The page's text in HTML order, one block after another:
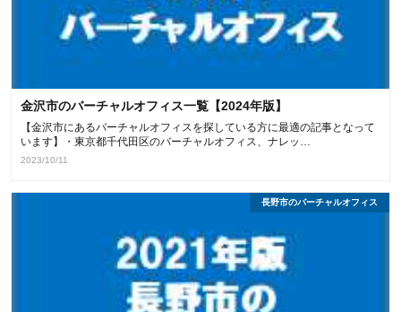
金沢市のバーチャルオフィス一覧【2024年版】
【金沢市にあるバーチャルオフィスを探している方に最適の記事となって
います】・東京都千代田区のバーチャルオフィス、ナレッ…
2023/10/11
長野市のバーチャルオフィス